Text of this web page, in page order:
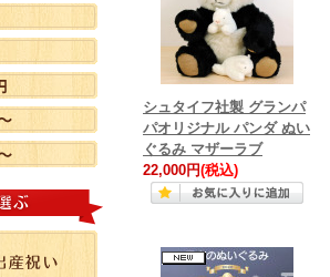
シュタイフ社製 グランパ
パオリジナル パンダ ぬい
ぐるみ マザーラブ
22,000円(税込)